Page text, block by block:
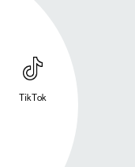
TikTok